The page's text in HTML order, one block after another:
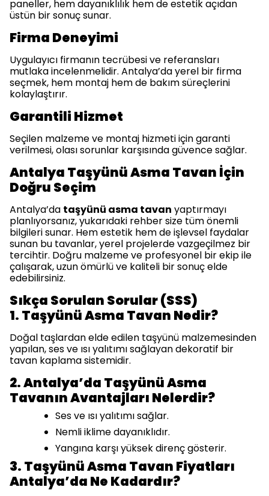
paneller, hem dayanıklılık hem de estetik açıdan
üstün bir sonuç sunar.
Firma Deneyimi
Uygulayıcı firmanın tecrübesi ve referansları
mutlaka incelenmelidir. Antalya’da yerel bir firma
seçmek, hem montaj hem de bakım süreçlerini
kolaylaştırır.
Garantili Hizmet
Seçilen malzeme ve montaj hizmeti için garanti
verilmesi, olası sorunlar karşısında güvence sağlar.
Antalya Taşyünü Asma Tavan İçin
Doğru Seçim
Antalya’da taşyünü asma tavan yaptırmayı
planlıyorsanız, yukarıdaki rehber size tüm önemli
bilgileri sunar. Hem estetik hem de işlevsel faydalar
sunan bu tavanlar, yerel projelerde vazgeçilmez bir
tercihtir. Doğru malzeme ve profesyonel bir ekip ile
çalışarak, uzun ömürlü ve kaliteli bir sonuç elde
edebilirsiniz.
Sıkça Sorulan Sorular (SSS)
1. Taşyünü Asma Tavan Nedir?
Doğal taşlardan elde edilen taşyünü malzemesinden
yapılan, ses ve ısı yalıtımı sağlayan dekoratif bir
tavan kaplama sistemidir.
2. Antalya’da Taşyünü Asma
Tavanın Avantajları Nelerdir?
Ses ve ısı yalıtımı sağlar.
Nemli iklime dayanıklıdır.
Yangına karşı yüksek direnç gösterir.
3. Taşyünü Asma Tavan Fiyatları
Antalya’da Ne Kadardır?